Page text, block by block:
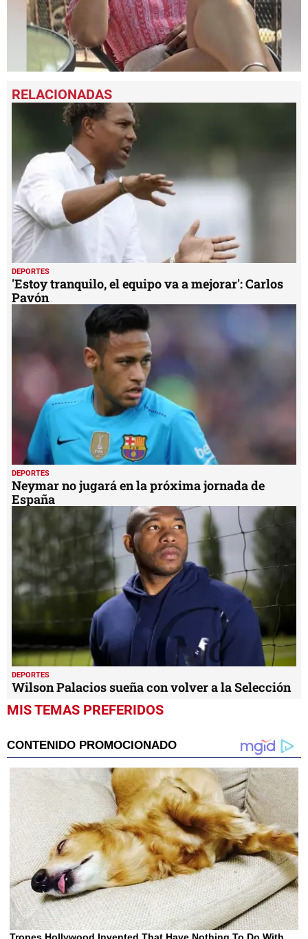
seconds
of
DEPORTES
'Estoy tranquilo, el equipo va a mejorar': Carlos
Pavón
DEPORTES
Neymar no jugará en la próxima jornada de
España
DEPORTES
Wilson Palacios sueña con volver a la Selección
MIS TEMAS PREFERIDOS